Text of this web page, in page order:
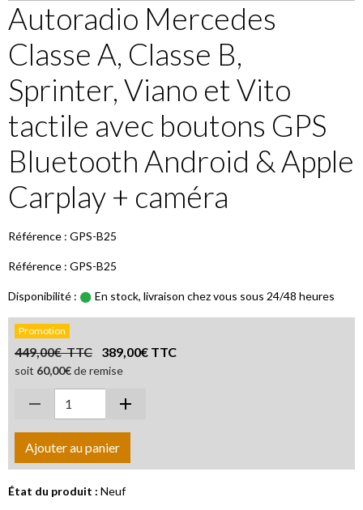
Autoradio Mercedes
Classe A, Classe B,
Sprinter, Viano et Vito
tactile avec boutons GPS
Bluetooth Android & Apple
Carplay + caméra
Référence : GPS-B25
Référence : GPS-B25
Disponibilité : En stock, livraison chez vous sous 24/48 heures
Promotion
449,00€ TTC 389,00€ TTC
soit 60,00€de remise
Ajouter au panier
État du produit : Neuf